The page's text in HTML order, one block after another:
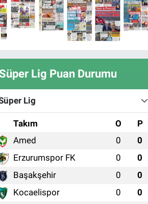
Lig Puan Durumu
Lig
Takım O P
Amed 0 0
Erzurumspor FK 0 0
Başakşehir 0 0
Kocaelispor 0 0